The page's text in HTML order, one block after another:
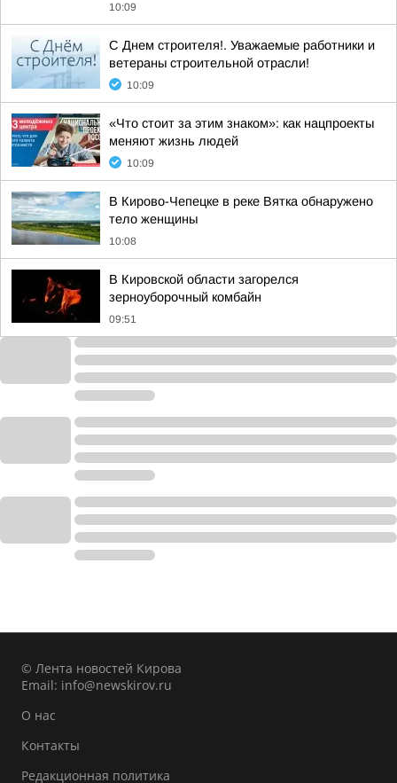
10:09
С Днем строителя!. Уважаемые работники и
ветераны строительной отрасли!
10:09
«Что стоит за этим знаком»: как нацпроекты
меняют жизнь людей
10:09
В Кирово-Чепецке в реке Вятка обнаружено
тело женщины
10:08
В Кировской области загорелся
зерноуборочный комбайн
09:51
© Лента новостей Кирова
Email: info@newskirov.ru
О нас
Контакты
Редакционная политика